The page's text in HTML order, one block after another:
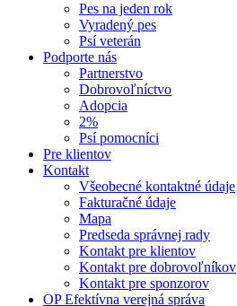
Pes na jeden rok
Vyradený pes
Psí veterán
Podporte nás
Partnerstvo
Dobrovoľníctvo
Adopcia
2%
Psí pomocníci
Pre klientov
Kontakt
Všeobecné kontaktné údaje
Fakturačné údaje
Mapa
Predseda správnej rady
Kontakt pre klientov
Kontakt pre dobrovoľníkov
Kontakt pre sponzorov
OP Efektívna verejná správa